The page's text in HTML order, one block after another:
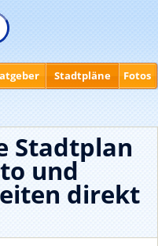
Stadtplan
und
direkt
Stadtpläne Fotos